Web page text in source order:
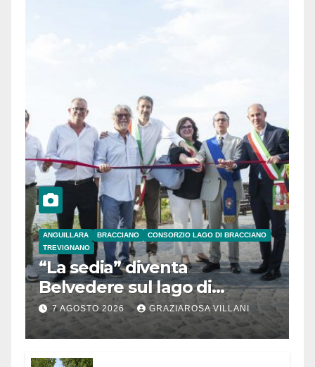
ANGUILLARA BRACCIANO
CONSORZIO LAGO DI BRACCIANO
TREVIGNANO
“La sedia” diventa
Belvedere sul lago di
Bracciano: ieri
l’inaugurazione
7 AGOSTO 2026 GRAZIAROSA VILLANI